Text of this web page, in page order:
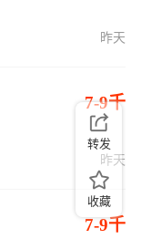
昨天
7-9千
昨天
7-9千
转发
收藏